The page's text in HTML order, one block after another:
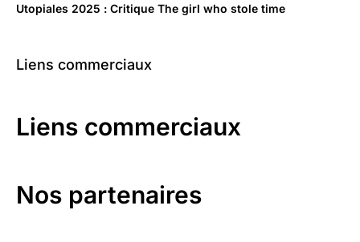
Utopiales 2025 : Critique The girl who stole time
Liens commerciaux
Liens commerciaux
Nos partenaires